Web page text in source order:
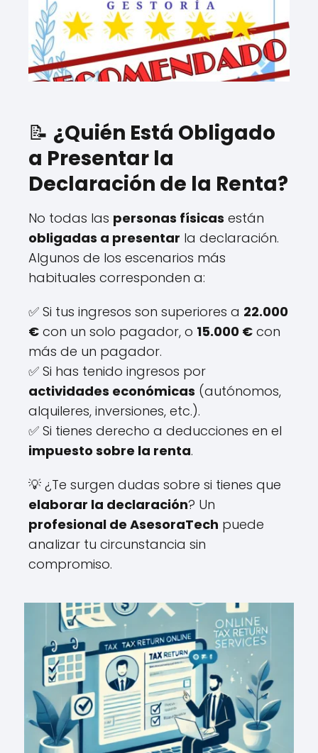
📝 ¿Quién Está Obligado
a Presentar la
Declaración de la Renta?
No todas las personas físicas están
obligadas a presentar la declaración.
Algunos de los escenarios más
habituales corresponden a:
✅ Si tus ingresos son superiores a 22.000
€ con un solo pagador, o 15.000 € con
más de un pagador.
✅ Si has tenido ingresos por
actividades económicas (autónomos,
alquileres, inversiones, etc.).
✅ Si tienes derecho a deducciones en el
impuesto sobre la renta.
💡 ¿Te surgen dudas sobre si tienes que
elaborar la declaración? Un
profesional de AsesoraTech puede
analizar tu circunstancia sin
compromiso.